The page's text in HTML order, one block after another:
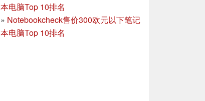
本电脑Top 10排名
» Notebookcheck售价300欧元以下笔记
本电脑Top 10排名